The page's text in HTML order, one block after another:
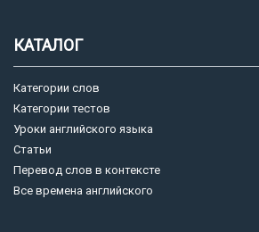
КАТАЛОГ
Категории слов
Категории тестов
Уроки английского языка
Статьи
Перевод слов в контексте
Все времена английского